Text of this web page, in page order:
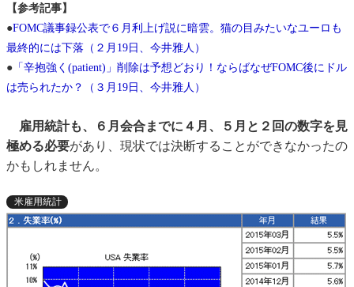
【参考記事】
●FOMC議事録公表で６月利上げ説に暗雲。猫の目みたいなユーロも
最終的には下落（２月19日、今井雅人）
● 「辛抱強く(patient)」削除は予想どおり！ならばなぜFOMC後にドル
は売られたか？（３月19日、今井雅人）
雇用統計も、６月会合までに４月、５月と２回の数字を見
極める必要があり、現状では決断することができなかったの
かもしれません。
米雇用統計